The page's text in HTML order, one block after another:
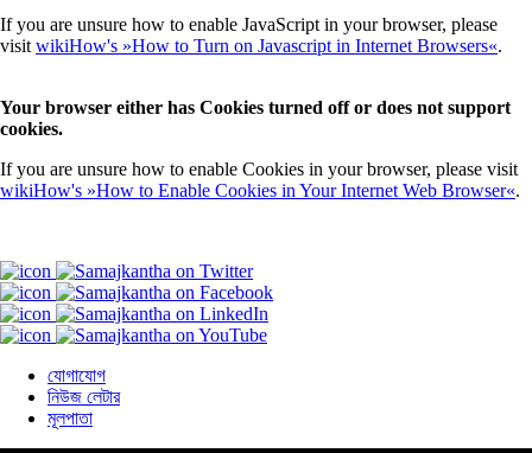
If you are unsure how to enable JavaScript in your browser, please
visit wikiHow's »How to Turn on Javascript in Internet Browsers«.
Your browser either has Cookies turned off or does not support
cookies.
If you are unsure how to enable Cookies in your browser, please visit
wikiHow's »How to Enable Cookies in Your Internet Web Browser«.
যোগাযোগ
নিউজ লেটার
মূলপাতা